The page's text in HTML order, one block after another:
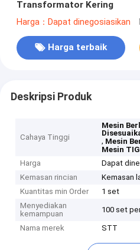
Transformator Kering
Harga：Dapat dinegosiasikan
Harga terbaik
Deskripsi Produk
Cahaya Tinggi
Mesin
, Mesin
Mesin
Harga
Dapat
Kemasan rincian
Kemasan
Kuantitas min Order
1 set
Menyediakan
kemampuan
100 set
Nama merek STT